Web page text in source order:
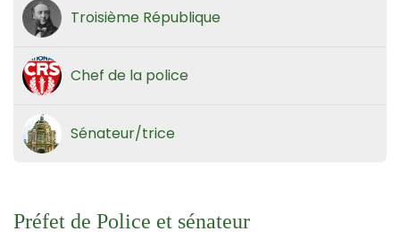
Troisième République
Chef de la police
Sénateur/trice
Préfet de Police et sénateur